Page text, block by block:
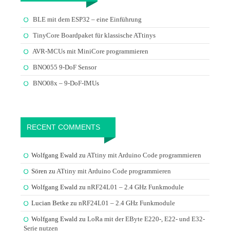
BLE mit dem ESP32 – eine Einführung
TinyCore Boardpaket für klassische ATtinys
AVR-MCUs mit MiniCore programmieren
BNO055 9-DoF Sensor
BNO08x – 9-DoF-IMUs
RECENT COMMENTS
Wolfgang Ewald zu ATtiny mit Arduino Code programmieren
Sören zu ATtiny mit Arduino Code programmieren
Wolfgang Ewald zu nRF24L01 – 2.4 GHz Funkmodule
Lucian Betke zu nRF24L01 – 2.4 GHz Funkmodule
Wolfgang Ewald zu LoRa mit der EByte E220-, E22- und E32-
Serie nutzen